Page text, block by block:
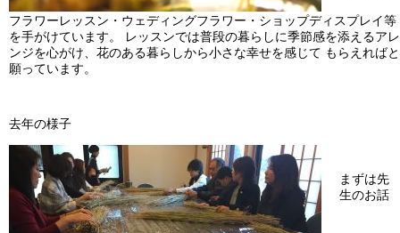
フラワーレッスン・ウェディングフラワー・ショップディスプレイ等
を手がけています。 レッスンでは普段の暮らしに季節感を添えるアレ
ンジを心がけ、花のある暮らしから小さな幸せを感じて もらえればと
願っています。
去年の様子
まずは先
生のお話